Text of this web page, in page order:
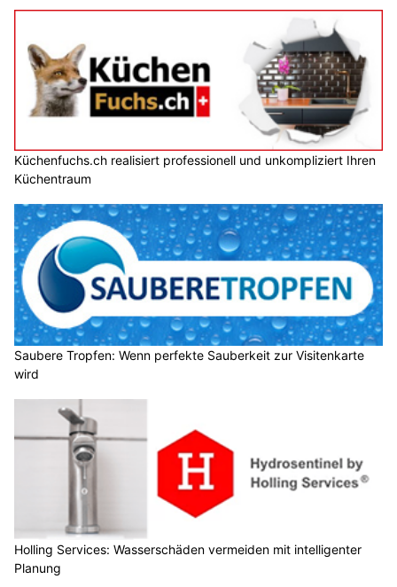
Küchenfuchs.ch realisiert professionell und unkompliziert Ihren
Küchentraum
Saubere Tropfen: Wenn perfekte Sauberkeit zur Visitenkarte
wird
Holling Services: Wasserschäden vermeiden mit intelligenter
Planung